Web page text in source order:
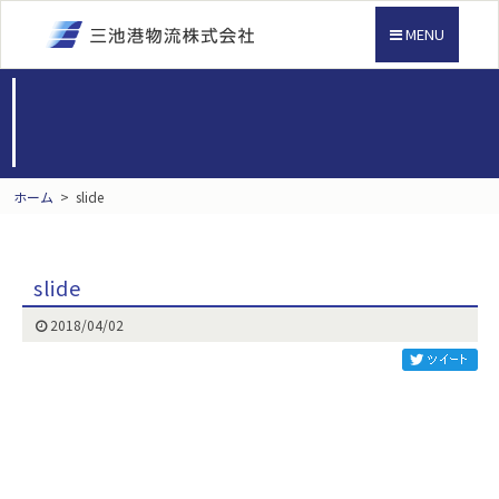
MENU
ホーム > slide
slide
2018/04/02